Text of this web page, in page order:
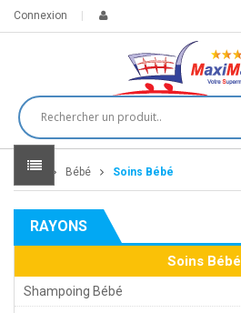
Connexion
Home Bébé Soins Bébé
RAYONS
Soins Bébé
Shampoing Bébé